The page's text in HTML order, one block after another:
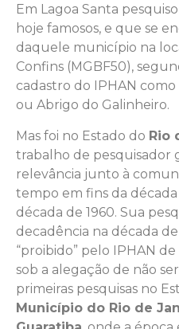
Em Lagoa Santa
hoje famosos, e que se
daquele município na
Confins (MGBF50),
cadastro do IPHAN
ou Abrigo do Galinheiro.
Mas foi no Estado do Rio
trabalho de pesquisador
relevância junto à
tempo em fins da
década de 1960. Sua
decadência na década
“proibido” pelo IPHAN
sob a alegação de não
primeiras pesquisas no
Município do Rio de